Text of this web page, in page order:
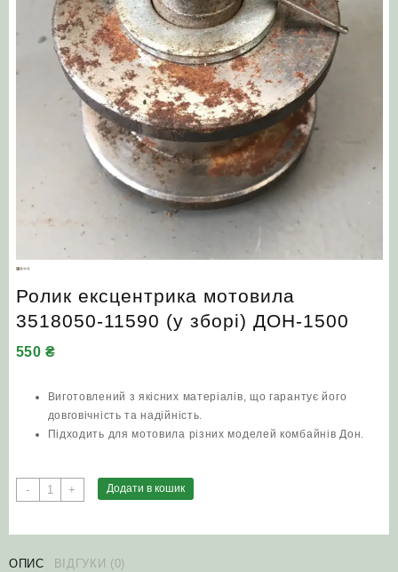
Ролик ексцентрика мотовила
3518050-11590 (у зборі) ДОН-1500
550₴
Виготовлений з якісних матеріалів, що гарантує його
довговічність та надійність.
Підходить для мотовила різних моделей комбайнів Дон.
-
Ролик
ексцентрика
11590
+ Додати в кошик
ОПИС ВІДГУКИ (0)